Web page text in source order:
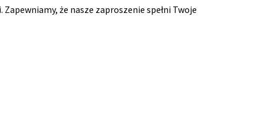
że nasze zaproszenie spełni Twoje